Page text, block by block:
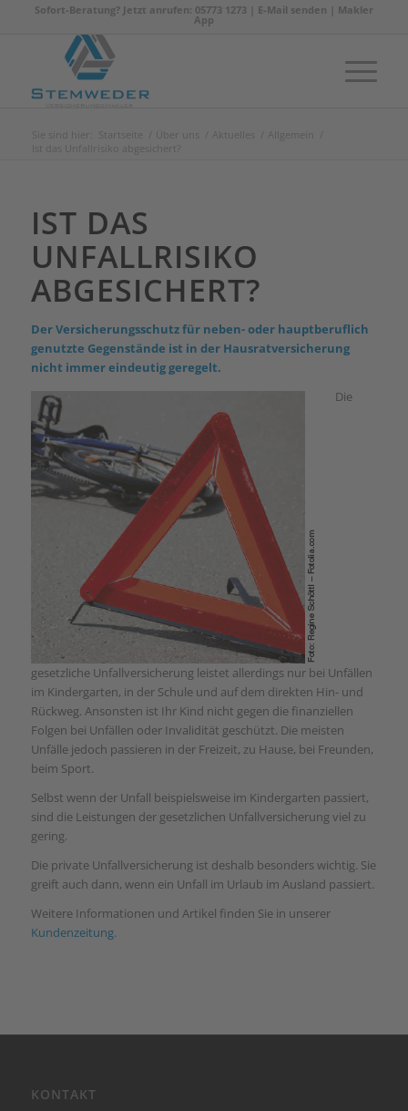
Sofort-Beratung? Jetzt anrufen: 05773 1273 | E-Mail senden Makler
App
Sie sind hier: Startseite Über uns Aktuelles Allgemein
Ist das Unfallrisiko abgesichert?
IST DAS
UNFALLRISIKO
ABGESICHERT?
Der Versicherungsschutz für neben- oder hauptberuflich
genutzte Gegenstände ist in der Hausratversicherung
nicht immer eindeutig geregelt.
Die
gesetzliche Unfallversicherung leistet allerdings nur bei Unfällen
im Kindergarten, in der Schule und auf dem direkten Hin- und
Rückweg. Ansonsten ist Ihr Kind nicht gegen die finanziellen
Folgen bei Unfällen oder Invalidität geschützt. Die meisten
Unfälle jedoch passieren in der Freizeit, zu Hause, bei Freunden,
beim Sport.
Selbst wenn der Unfall beispielsweise im Kindergarten passiert,
sind die Leistungen der gesetzlichen Unfallversicherung viel zu
gering.
Die private Unfallversicherung ist deshalb besonders wichtig. Sie
greift auch dann, wenn ein Unfall im Urlaub im Ausland passiert.
Weitere Informationen und Artikel finden Sie in unserer
Kundenzeitung.
KONTAKT